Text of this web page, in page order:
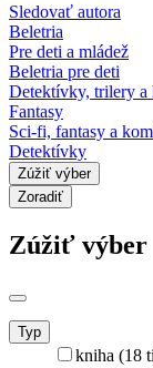
Sledovať autora
Beletria
Pre deti a mládež
Beletria pre deti
Detektívky, trilery a
Fantasy
Sci-fi, fantasy a
Detektívky
Zúžiť výber
Zoradiť
Zúžiť výber
Typ
kniha (18